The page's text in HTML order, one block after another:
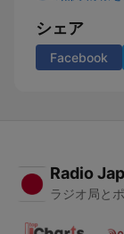
シェア
Facebook
Radio
ラジオ局と